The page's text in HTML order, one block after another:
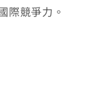
際競爭力。